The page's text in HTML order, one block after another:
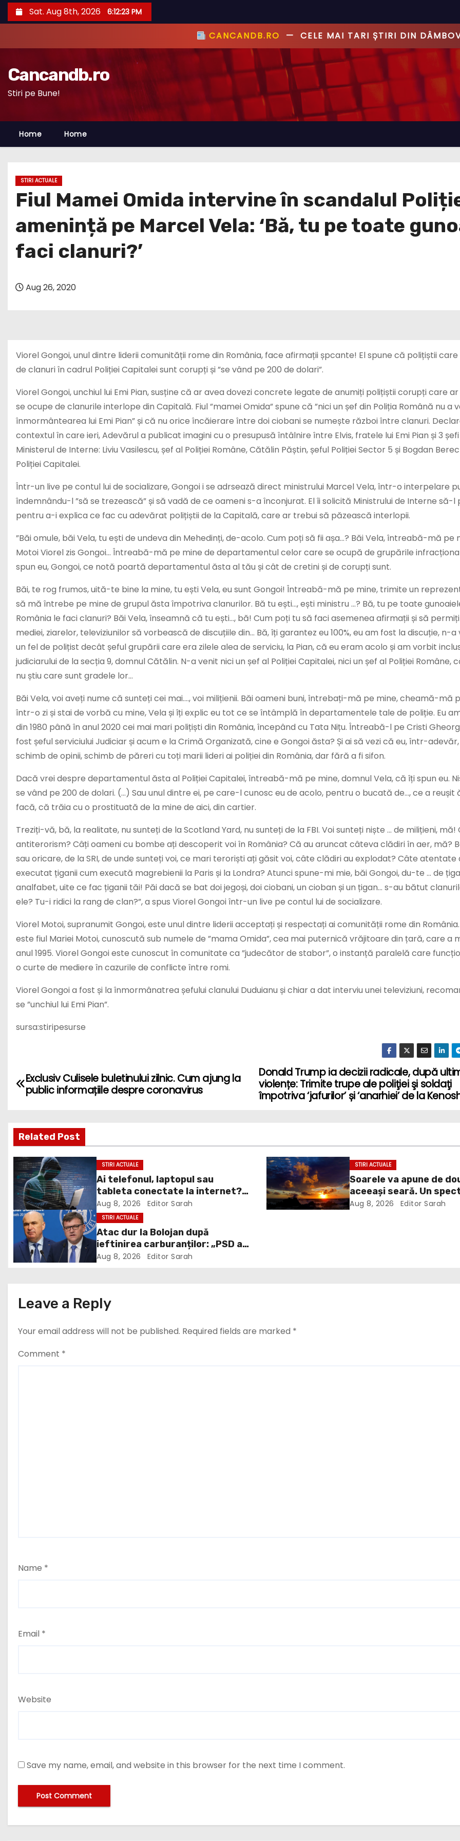
k
p
n
e
Sat. Aug 8th, 2026 6:12:24 PM
CANCANDB.RO—PRIMUL CU ȘTIREA, PRIMUL CU
Cancandb.ro
Stiri pe Bune!
Home Home
STIRI ACTUALE
Fiul Mamei Omida intervine în scandalul
amenință pe Marcel Vela: ‘Bă, tu pe toate
faci clanuri?’
Aug 26, 2020
Viorel Gongoi, unul dintre liderii comunității rome din România, face afirmații șpcante! El spune că polițiștii
de clanuri în cadrul Poliției Capitalei sunt corupți și ”se vând pe 200 de dolari”.
Viorel Gongoi, unchiul lui Emi Pian, susține că ar avea dovezi concrete legate de anumiți polițiștii corupți care
se ocupe de clanurile interlope din Capitală. Fiul ”mamei Omida” spune că ”nici un șef din Poliția Română nu a
înmormântearea lui Emi Pian” și că nu orice încăierare între doi ciobani se numește război între clanuri.
contextul în care ieri, Adevărul a publicat imagini cu o presupusă întâlnire între Elvis, fratele lui Emi Pian și 3
Ministerul de Interne: Liviu Vasilescu, șef al Poliției Române, Cătălin Păștin, șeful Poliției Sector 5 și Bogdan
Poliției Capitalei.
Într-un live pe contul lui de socializare, Gongoi i se adrsează direct ministrului Marcel Vela, într-o interpelare
îndemnându-l ”să se trezească” și să vadă de ce oameni s-a înconjurat. El îi solicită Ministrului de Interne să-l
pentru a-i explica ce fac cu adevărat polițiștii de la Capitală, care ar trebui să păzească interlopii.
”Băi omule, băi Vela, tu ești de undeva din Mehedinți, de-acolo. Cum poți să fii așa…? Băi Vela, întreabă-mă pe
Motoi Viorel zis Gongoi… Întreabă-mă pe mine de departamentul celor care se ocupă de grupările
spun eu, Gongoi, ce notă poartă departamentul ăsta al tău și cât de cretini și de corupți sunt.
Băi, te rog frumos, uită-te bine la mine, tu ești Vela, eu sunt Gongoi! Întreabă-mă pe mine, trimite un
să mă întrebe pe mine de grupul ăsta împotriva clanurilor. Bă tu ești…, ești ministru …? Bă, tu pe toate
România le faci clanuri? Băi Vela, înseamnă că tu ești…, bă! Cum poți tu să faci asemenea afirmații și să
mediei, ziarelor, televiziunilor să vorbească de discuțiile din… Bă, îți garantez eu 100%, eu am fost la discuție, n-a
un fel de polițist decât șeful grupării care era zilele alea de serviciu, la Pian, că eu eram acolo și am vorbit
judiciarului de la secția 9, domnul Cătălin. N-a venit nici un șef al Poliției Capitalei, nici un șef al Poliției Române,
nu știu care sunt gradele lor…
Băi Vela, voi aveți nume că sunteți cei mai…., voi milițienii. Băi oameni buni, întrebați-mă pe mine, cheamă-mă
într-o zi și stai de vorbă cu mine, Vela și îți explic eu tot ce se întâmplă în departamentele tale de poliție. Eu
din 1980 până în anul 2020 cei mai mari polițiști din România, începând cu Tata Nițu. Întreabă-l pe Cristi
fost șeful serviciului Judiciar și acum e la Crimă Organizată, cine e Gongoi ăsta? Și ai să vezi că eu, într-
schimb de opinii, schimb de păreri cu toți marii lideri ai poliției din România, dar fără a fi sifon.
Dacă vrei despre departamentul ăsta al Poliției Capitalei, întreabă-mă pe mine, domnul Vela, că îți spun eu.
se vând pe 200 de dolari. (…) Sau unul dintre ei, pe care-l cunosc eu de acolo, pentru o bucată de…, ce a reușit
facă, că trăia cu o prostituată de la mine de aici, din cartier.
Treziți-vă, bă, la realitate, nu sunteți de la Scotland Yard, nu sunteți de la FBI. Voi sunteți niște … de milițieni, mă!
antiterorism? Câți oameni cu bombe ați descoperit voi în România? Că au aruncat câteva clădiri în aer, mă?
sau oricare, de la SRI, de unde sunteți voi, ce mari teroriști ați găsit voi, câte clădiri au explodat? Câte atentate
executat țiganii cum execută magrebienii la Paris și la Londra? Atunci spune-mi mie, băi Gongoi, du-te … de
analfabet, uite ce fac țiganii tăi! Păi dacă se bat doi jegoși, doi ciobani, un cioban și un țigan… s-au bătut
ele? Tu-i ridici la rang de clan?”, a spus Viorel Gongoi într-un live pe contul lui de socializare.
Viorel Motoi, supranumit Gongoi, este unul dintre liderii acceptați și respectați ai comunității rome din
este fiul Mariei Motoi, cunoscută sub numele de ”mama Omida”, cea mai puternică vrăjitoare din țară, care a
anul 1995. Viorel Gongoi este cunoscut în comunitate ca ”judecător de stabor”, o instanță paralelă care
o curte de mediere în cazurile de conflicte între romi.
Viorel Gongoi a fost și la înmormânatrea șefului clanului Duduianu și chiar a dat interviu unei televiziuni,
se ”unchiul lui Emi Pian”.
sursa:stiripesurse
P
t
n
a
v
g
i
o
n
Donald Trump ia decizii radicale, după
violențe: Trimite trupe ale poliţiei şi soldaţi
împotriva ‘jafurilor’ și ‘anarhiei’ de la
Exclusiv Culisele buletinului zilnic. Cum ajung la
public informațiile despre coronavirus
Related Post
STIRI ACTUALE
Ai telefonul, laptopul sau
tableta conectate la internet?
DNSC avertizează asupra unui
risc pe care mulți utilizatori îl
ignoră
Aug 8, 2026 Editor Sarah
STIRI ACTUALE
Soarele va apune de
aceeași seară. Un
va întrerupe liniștea
Aug 8, 2026 Editor Sarah
STIRI ACTUALE
Atac dur la Bolojan după
ieftinirea carburanților: „PSD a
scris legea. Dumneavoastră ați
Aug 8, 2026 Editor Sarah
Leave a Reply
Your email address will not be published. Required fields are marked *
Comment *
Name *
Email *
Website
Save my name, email, and website in this browser for the next time I comment.